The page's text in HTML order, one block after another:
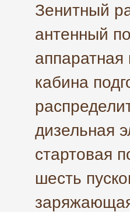
Зенитный
антенный
кабина
дизельная
стартовая
шесть